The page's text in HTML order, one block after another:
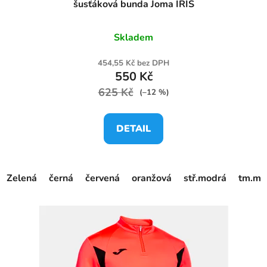
šusťáková bunda Joma IRIS
Skladem
454,55 Kč bez DPH
550 Kč
625 Kč (–12 %)
DETAIL
Zelená černá červená oranžová stř.modrá